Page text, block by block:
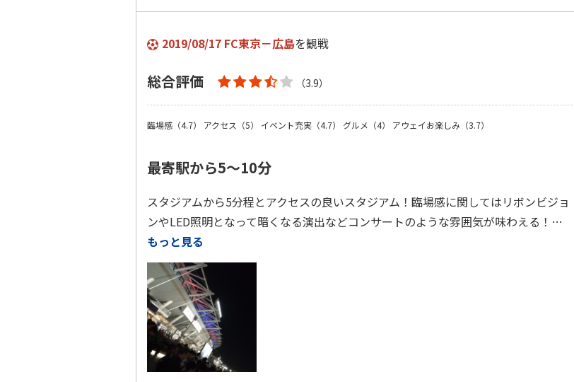
2019/08/17 FC東京－広島を観戦
総合評価 （3.9）
臨場感（4.7） アクセス（5） イベント充実（4.7） グルメ（4） アウェイお楽しみ（3.7）
最寄駅から5〜10分
スタジアムから5分程とアクセスの良いスタジアム！臨場感に関してはリボンビジョ
ンやLED照明となって暗くなる演出などコンサートのような雰囲気が味わえる！…
もっと見る